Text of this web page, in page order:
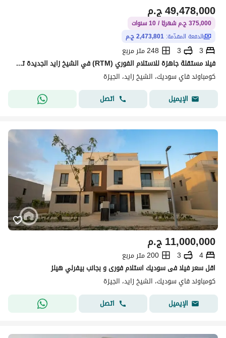
ج.م49,478,000
375,000 ج.م شهريًا / 10 سنوات
الدفعة المقدّمة: 2,473,801 ج.م
3
3
248 متر مربع
فيلا مستقلة جاهزة للاستلام الفوري (RTM) في الشيخ زايد الجديدة تشطيب كامل بإطلالة على اللاند سكيب مساحة أرض 410 متر مربع وتقسيط حتى 10 سنين
كومباوند فاي سوديك، الشيخ زايد، الجيزة
الإيميل
اتصل
ج.م11,000,000
4
3
200 متر مربع
اقل سعر فيلا فى سوديك استلام فورى و بجانب بيفرلي هيلز
كومباوند فاي سوديك، الشيخ زايد، الجيزة
الإيميل
اتصل